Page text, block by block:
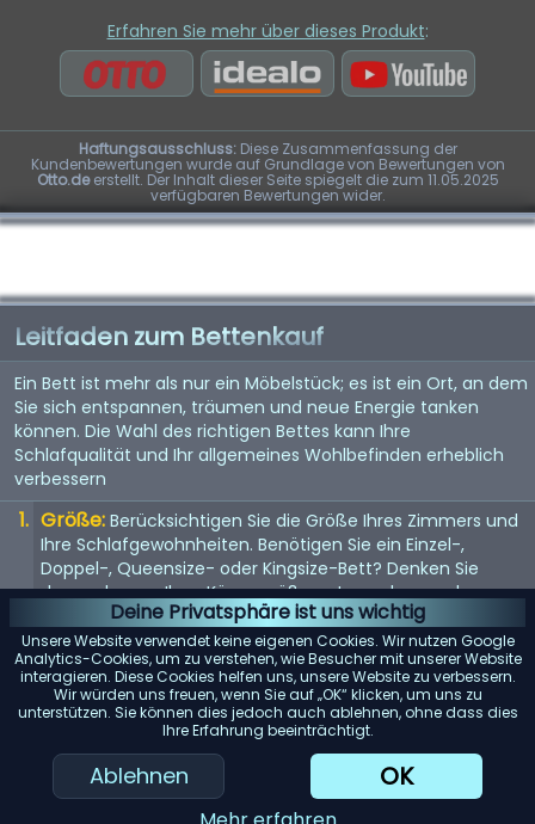
Deine Privatsphäre ist uns wichtig
Unsere Website verwendet keine eigenen Cookies. Wir nutzen Google
Analytics-Cookies, um zu verstehen, wie Besucher mit unserer Website
interagieren. Diese Cookies helfen uns, unsere Website zu verbessern.
Wir würden uns freuen, wenn Sie auf „OK“ klicken, um uns zu
unterstützen. Sie können dies jedoch auch ablehnen, ohne dass dies
Ihre Erfahrung beeinträchtigt.
Ablehnen OK
Erfahren Sie mehr über dieses Produkt:
Haftungsausschluss:Diese Zusammenfassung der
Kundenbewertungen wurde auf Grundlage von Bewertungen von
Otto.deerstellt. Der Inhalt dieser Seite spiegelt die zum 11.05.2025
verfügbaren Bewertungen wider.
Leitfaden zum Bettenkauf
Ein Bett ist mehr als nur ein Möbelstück; es ist ein Ort, an dem
Sie sich entspannen, träumen und neue Energie tanken
können. Die Wahl des richtigen Bettes kann Ihre
Schlafqualität und Ihr allgemeines Wohlbefinden erheblich
verbessern
Größe: Berücksichtigen Sie die Größe Ihres Zimmers und
Ihre Schlafgewohnheiten. Benötigen Sie ein Einzel-,
Doppel-, Queensize- oder Kingsize-Bett? Denken Sie
daran, dass es Ihrer Körpergröße entsprechen und
genügend Platz bieten sollte, wenn Sie es mit jemandem
teilen.
Matratze: Die Matratze ist entscheidend für einen guten
Schlaf. Suchen Sie nach einer Matratze, die Ihr
Körpergewicht gleichmäßig verteilt und Ihren
Komfortvorlieben entspricht, sei es weich, mittel oder
Rahmenmaterial: Das Material des Bettrahmens trägt